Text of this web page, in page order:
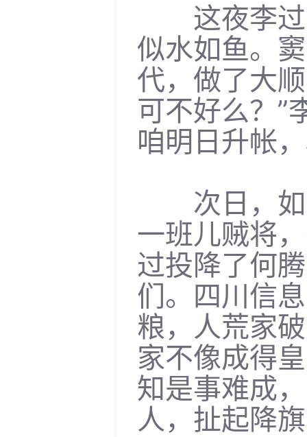
这夜李过
似水如鱼。
代，做了大
可不好么？”
咱明日升帐
次日，如
一班儿贼将
过投降了何
们。四川信
粮，人荒家
家不像成得
知是事难成
人，扯起降